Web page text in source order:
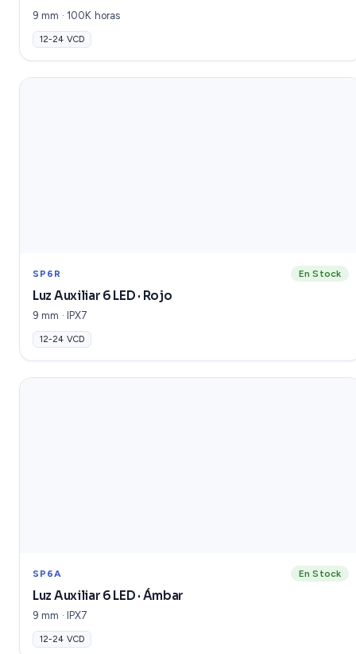
9 mm · 100K horas
12-24 VCD
SP6R En Stock
Luz Auxiliar 6 LED · Rojo
9 mm · IPX7
12-24 VCD
SP6A En Stock
Luz Auxiliar 6 LED · Ámbar
9 mm · IPX7
12-24 VCD